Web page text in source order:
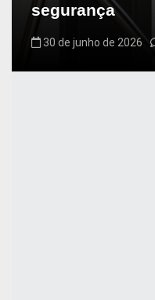
segurança
30 de junho de 2026